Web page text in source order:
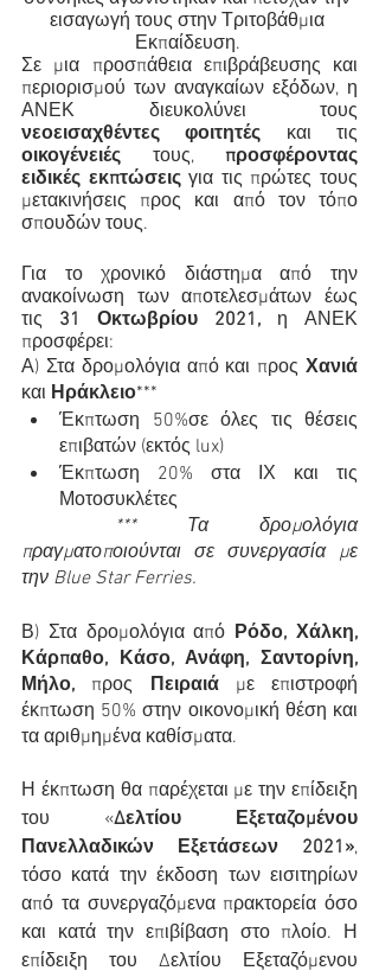
εισαγωγή τους στην Τριτοβάθμια
Εκπαίδευση.
Σε μια προσπάθεια επιβράβευσης και
περιορισμού των αναγκαίων εξόδων, η
νεοεισαχθέντες φοιτητές
οικογένειές τους, προσφέροντας
ειδικές εκπτώσεις για τις πρώτες τους
μετακινήσεις προς και από τον τόπο
σπουδών τους.
Για το χρονικό διάστημα από την
ανακοίνωση των αποτελεσμάτων έως
τις 31 Οκτωβρίου 2021, η ΑΝΕΚ
προσφέρει:
Α) Στα δρομολόγια από και προς
και Ηράκλειο***
Έκπτωση 50%σε όλες τις θέσεις
επιβατών (εκτός lux)
Έκπτωση 20% στα ΙΧ και τις
Μοτοσυκλέτες
πραγματοποιούνται σε συνεργασία με
την Blue Star Ferries.
Β) Στα δρομολόγια από Ρόδο, Χάλκη,
Κάρπαθο, Κάσο, Ανάφη, Σαντορίνη,
Μήλο, προς Πειραιά με επιστροφή
έκπτωση 50% στην οικονομική θέση και
τα αριθμημένα καθίσματα.
Η έκπτωση θα παρέχεται με την επίδειξη
του «Δελτίου Εξεταζομένου
Πανελλαδικών Εξετάσεων 2021»,
τόσο κατά την έκδοση των εισιτηρίων
από τα συνεργαζόμενα πρακτορεία όσο
και κατά την επιβίβαση στο πλοίο. Η
επίδειξη του Δελτίου Εξεταζόμενου